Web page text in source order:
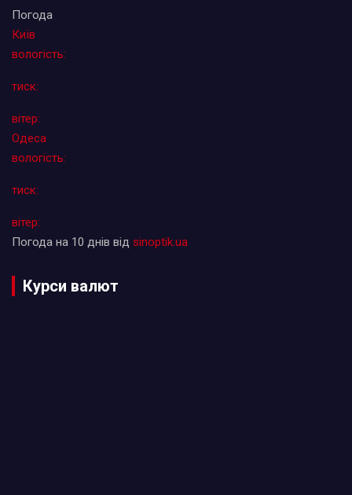
Погода
Київ
вологість:
тиск:
вітер:
Одеса
вологість:
тиск:
вітер:
Погода на 10 днів від sinoptik.ua
Курси валют